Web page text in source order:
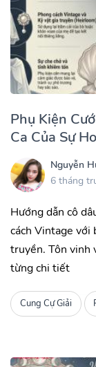
Phụ Kiện
Ca Của Sự
Nguyễn
6 tháng
Hướng dẫn cô
cách Vintage với
truyền. Tôn vinh
từng chi tiết
Cung Cự Giải